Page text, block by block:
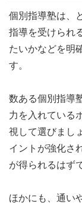
個別指導塾は、
指導を受けられ
たいかなどを明
す。
数ある個別指導
力を入れている
視して選びまし
イントが強化さ
が得られるはず
ほかにも、通い